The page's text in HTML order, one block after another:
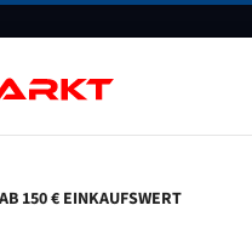
BLOG KONTAKT
150 € EINKAUFSWERT